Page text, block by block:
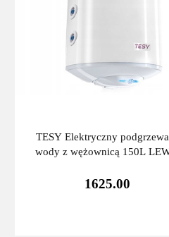
TESY Elektryczny
wody z wężownicą 150L
1625.00